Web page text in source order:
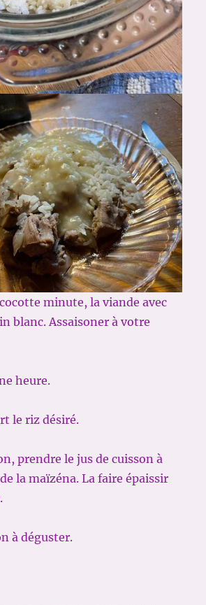
minute, la viande avec
blanc. Assaisoner à votre
heure.
le riz désiré.
prendre le jus de cuisson à
la maïzéna. La faire épaissir
à déguster.